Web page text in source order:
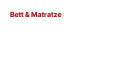
Bett & Matratze